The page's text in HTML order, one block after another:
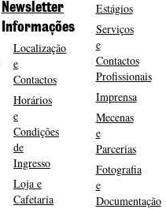
Newsletter
Informações
Localização
e
Contactos
Horários
e
Condições
de
Ingresso
Loja e
Cafetaria
Estágios
Serviços
e
Contactos
Profissionais
Imprensa
Mecenas
e
Parcerias
Fotografia
e
Documentação